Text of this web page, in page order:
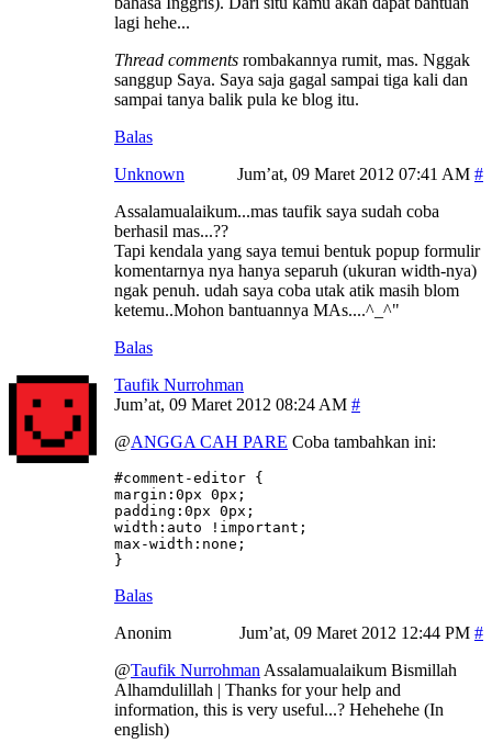
lagi hehe...
Thread comments rombakannya rumit, mas. Nggak
sanggup Saya. Saya saja gagal sampai tiga kali dan
sampai tanya balik pula ke blog itu.
Balas
Unknown
Jum’at, 09 Maret 2012 07:41 AM
Assalamualaikum...mas taufik saya sudah coba
berhasil mas...??
Tapi kendala yang saya temui bentuk popup formulir
komentarnya nya hanya separuh (ukuran width-nya)
ngak penuh. udah saya coba utak atik masih blom
ketemu..Mohon bantuannya MAs....^_^"
Balas
Taufik Nurrohman
Jum’at, 09 Maret 2012 08:24 AM
@ANGGA CAH PARE Coba tambahkan ini:
#comment-editor {
margin:0px 0px;
padding:0px 0px;
width:auto !important;
max-width:none;
}
Balas
Anonim
Jum’at, 09 Maret 2012 12:44 PM
@Taufik Nurrohman Assalamualaikum Bismillah
Alhamdulillah | Thanks for your help and
information, this is very useful...? Hehehehe (In
english)